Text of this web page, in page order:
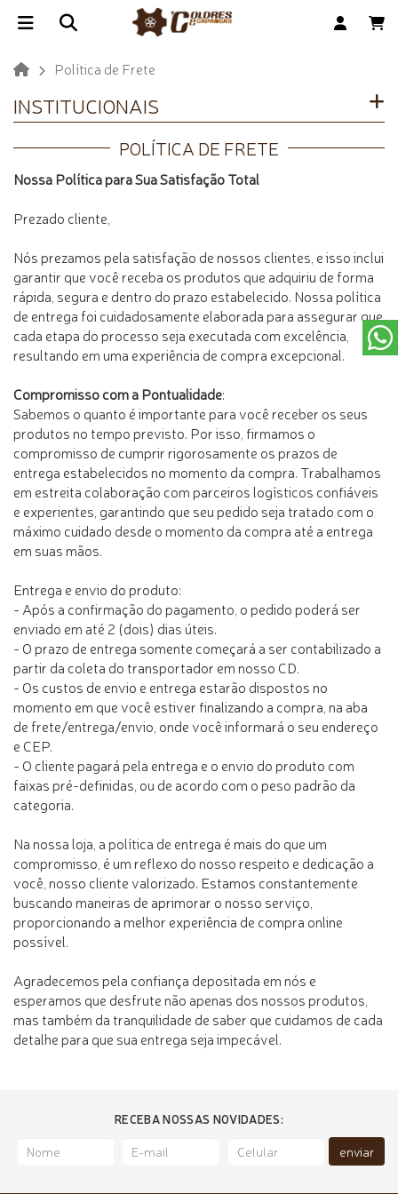
Política de Frete
INSTITUCIONAIS
POLÍTICA DE FRETE
Nossa Política para Sua Satisfação Total
Prezado cliente,
Nós prezamos pela satisfação de nossos clientes, e isso inclui
garantir que você receba os produtos que adquiriu de forma
rápida, segura e dentro do prazo estabelecido. Nossa política
de entrega foi cuidadosamente elaborada para assegurar que
cada etapa do processo seja executada com excelência,
resultando em uma experiência de compra excepcional.
Compromisso com a Pontualidade:
Sabemos o quanto é importante para você receber os seus
produtos no tempo previsto. Por isso, firmamos o
compromisso de cumprir rigorosamente os prazos de
entrega estabelecidos no momento da compra. Trabalhamos
em estreita colaboração com parceiros logísticos confiáveis
e experientes, garantindo que seu pedido seja tratado com o
máximo cuidado desde o momento da compra até a entrega
em suas mãos.
Entrega e envio do produto:
- Após a confirmação do pagamento, o pedido poderá ser
enviado em até 2 (dois) dias úteis.
- O prazo de entrega somente começará a ser contabilizado a
partir da coleta do transportador em nosso CD.
- Os custos de envio e entrega estarão dispostos no
momento em que você estiver finalizando a compra, na aba
de frete/entrega/envio, onde você informará o seu endereço
e CEP.
- O cliente pagará pela entrega e o envio do produto com
faixas pré-definidas, ou de acordo com o peso padrão da
categoria.
Na nossa loja, a política de entrega é mais do que um
compromisso, é um reflexo do nosso respeito e dedicação a
você, nosso cliente valorizado. Estamos constantemente
buscando maneiras de aprimorar o nosso serviço,
proporcionando a melhor experiência de compra online
possível.
Agradecemos pela confiança depositada em nós e
esperamos que desfrute não apenas dos nossos produtos,
mas também da tranquilidade de saber que cuidamos de cada
detalhe para que sua entrega seja impecável.
RECEBA NOSSAS NOVIDADES:
enviar